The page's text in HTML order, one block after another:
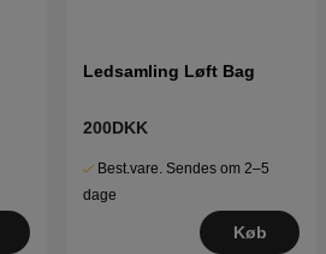
Ledsamling Løft Bag
200DKK
Best.vare. Sendes om 2–5
dage
Køb